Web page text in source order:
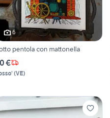
6
pentola con mattonella
€
(VE)